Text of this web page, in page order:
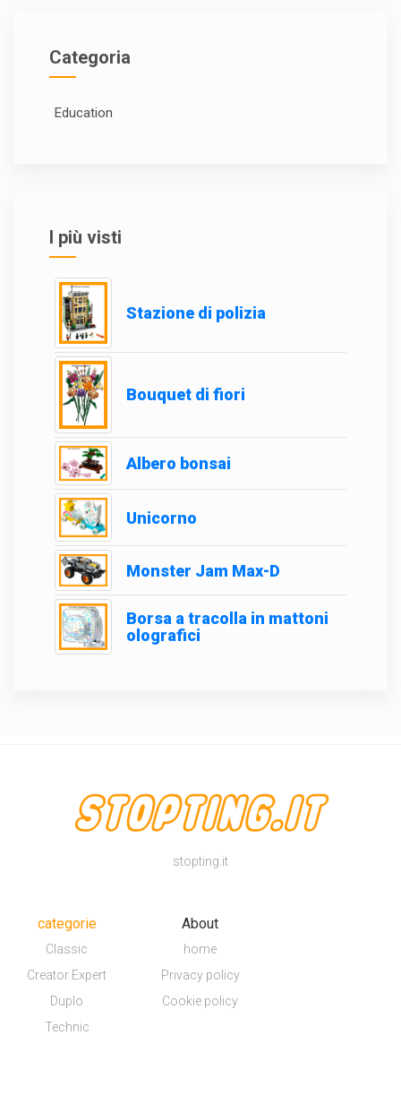
Categoria
Education
I più visti
Stazione di polizia
Bouquet di fiori
Albero bonsai
Unicorno
Monster Jam Max-D
Borsa a tracolla in mattoni
olografici
stopting.it
categorie
Classic
Creator Expert
Duplo
Technic
About
home
Privacy policy
Cookie policy